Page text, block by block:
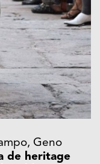
Geno
de heritage